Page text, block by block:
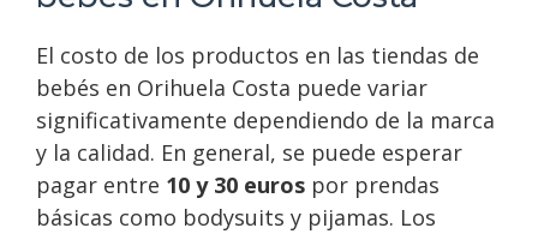
El costo de los productos en las tiendas de
bebés en Orihuela Costa puede variar
significativamente dependiendo de la marca
y la calidad. En general, se puede esperar
pagar entre 10 y 30 euros por prendas
básicas como bodysuits y pijamas. Los